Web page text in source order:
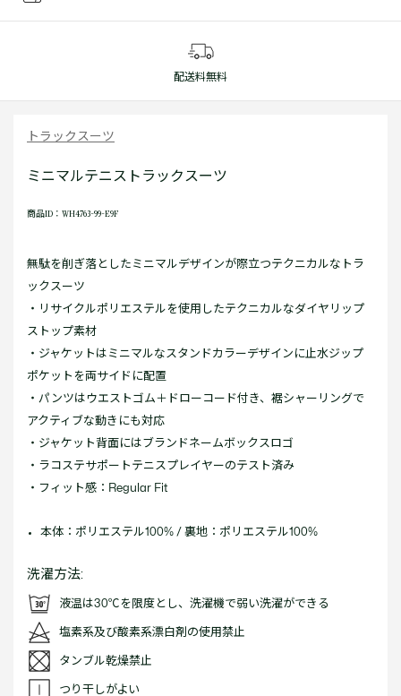
配送料無料
トラックスーツ
ミニマルテニストラックスーツ
商品ID：WH4763-99-E9F
無駄を削ぎ落としたミニマルデザインが際立つテクニカルなトラ
ックスーツ
・リサイクルポリエステルを使用したテクニカルなダイヤリップ
ストップ素材
・ジャケットはミニマルなスタンドカラーデザインに止水ジップ
ポケットを両サイドに配置
・パンツはウエストゴム＋ドローコード付き、裾シャーリングで
アクティブな動きにも対応
・ジャケット背面にはブランドネームボックスロゴ
・ラコステサポートテニスプレイヤーのテスト済み
・フィット感：Regular Fit
本体：ポリエステル100% / 裏地：ポリエステル100%
洗濯方法:
液温は30℃を限度とし、洗濯機で弱い洗濯ができる
塩素系及び酸素系漂白剤の使用禁止
タンブル乾燥禁止
つり干しがよい